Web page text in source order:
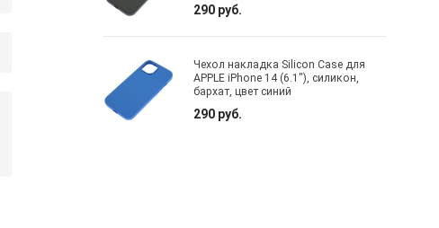
290 руб.
Чехол накладка Silicon Case для
APPLE iPhone 14 (6.1"), силикон,
бархат, цвет синий
290 руб.